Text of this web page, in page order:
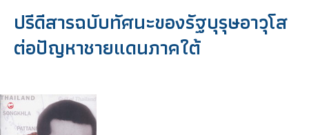
ปรีดีสารฉบับทัศนะของรัฐบุรุษอาวุโส
ต่อปัญหาชายแดนภาคใต้